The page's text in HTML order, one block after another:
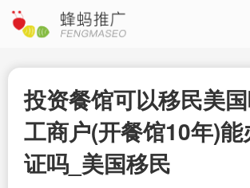
投资餐馆可以移民美
工商户(开餐馆10年)
证吗_美国移民